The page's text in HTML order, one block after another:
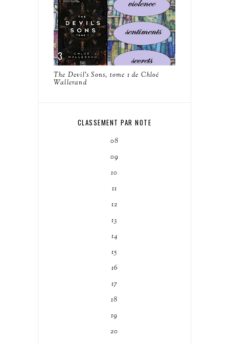
The Devil's Sons, tome 1 de Chloé
Wallerand
CLASSEMENT PAR NOTE
08
09
10
11
12
13
14
15
16
17
18
19
20